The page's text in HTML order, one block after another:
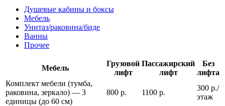
Душевые кабины и боксы
Мебель
Унитаз/раковина/биде
Ванны
Прочее
Мебель
Грузовой
лифт
Пассажирский
лифт
Без
лифта
Комплект мебели (тумба,
раковина, зеркало) — 3
единицы (до 60 см)
800 р. 1100 р.
300 р./
этаж